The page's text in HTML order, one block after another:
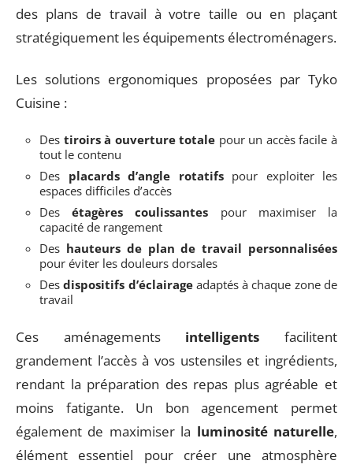
des plans de travail à votre taille ou en plaçant
stratégiquement les équipements électroménagers.
Les solutions ergonomiques proposées par Tyko
Cuisine :
Des tiroirs à ouverture totale pour un accès facile à
tout le contenu
Des placards d’angle rotatifspour exploiter les
espaces difficiles d’accès
Desétagères coulissantes pour maximiser la
capacité de rangement
Des hauteurs de plan de travail personnalisées
pour éviter les douleurs dorsales
Desdispositifs d’éclairageadaptés à chaque zone de
travail
Ces aménagements intelligents facilitent
grandement l’accès à vos ustensiles et ingrédients,
rendant la préparation des repas plus agréable et
moins fatigante. Un bon agencement permet
également de maximiser la luminosité naturelle,
élément essentiel pour créer une atmosphère